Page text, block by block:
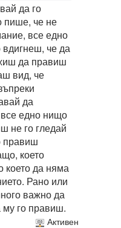
да го
пише, че не
все едно
че да
да правиш
вид, че
да
едно нищо
не го гледай
правиш
което
да няма
Рано или
важно да
му го правиш.
Активен